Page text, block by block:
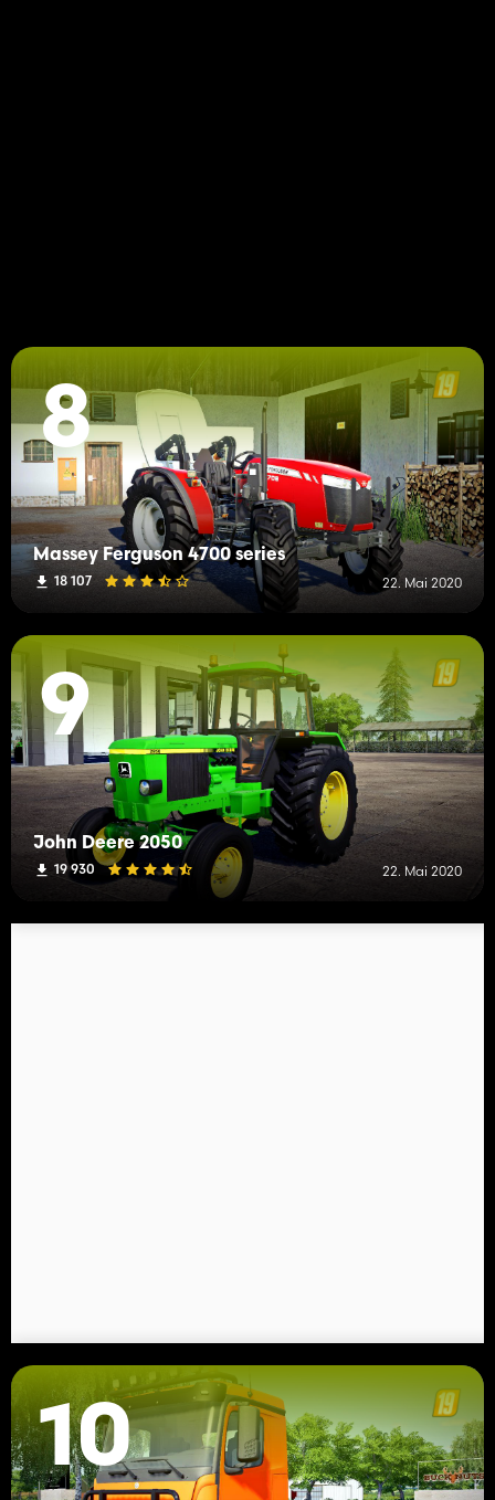
8
Massey Ferguson 4700 series
18 107 22. Mai 2020
9
John Deere 2050
19 930 22. Mai 2020
10